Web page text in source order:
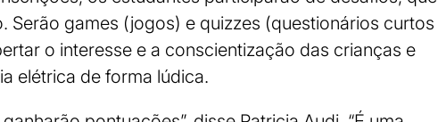
Serão games (jogos) e quizzes (questionários curtos
o interesse e a conscientização das crianças e
elétrica de forma lúdica.